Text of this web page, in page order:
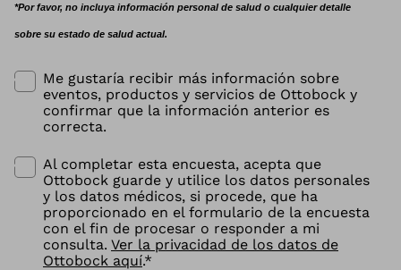
*Por favor, no incluya información personal de salud o cualquier detalle
sobre su estado de salud actual.
Me gustaría recibir más información sobre
eventos, productos y servicios de Ottobock y
confirmar que la información anterior es
correcta.
Al completar esta encuesta, acepta que
Ottobock guarde y utilice los datos personales
y los datos médicos, si procede, que ha
proporcionado en el formulario de la encuesta
con el fin de procesar o responder a mi
consulta. Ver la privacidad de los datos de
Ottobock aquí.*